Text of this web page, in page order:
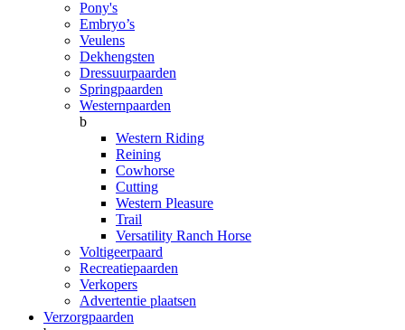
Pony's
Embryo’s
Veulens
Dekhengsten
Dressuurpaarden
Springpaarden
Westernpaarden
b
Western Riding
Reining
Cowhorse
Cutting
Western Pleasure
Trail
Versatility Ranch Horse
Voltigeerpaard
Recreatiepaarden
Verkopers
Advertentie plaatsen
Verzorgpaarden